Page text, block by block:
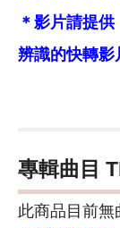
＊影片請提
辨識的快轉影
專輯曲目
此商品目前無